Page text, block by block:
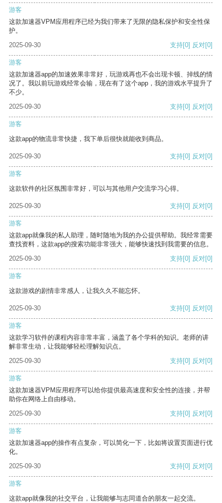
游客
这款加速器VPM应用程序已经为我们带来了无限的隐私保护和安全性保
护。
2025-09-30
支持[0] 反对[0]
游客
这款加速器app的加速效果非常好，玩游戏再也不会出现卡顿、掉线的情
况了。我以前玩游戏经常会输，现在有了这个app，我的游戏水平提升了
不少。
2025-09-30
支持[0] 反对[0]
游客
这款app的物流非常快捷，我下单后很快就能收到商品。
2025-09-30 支持[0] 反对[0]
游客
这款软件的社区氛围非常好，可以与其他用户交流学习心得。
2025-09-30 支持[0] 反对[0]
游客
这款app就像我的私人助理，随时随地为我的办公提供帮助。我经常需要
查找资料，这款app的搜索功能非常强大，能够快速找到我需要的信息。
2025-09-30
支持[0] 反对[0]
游客
这款游戏的剧情非常感人，让我久久不能忘怀。
2025-09-30 支持[0] 反对[0]
游客
这款学习软件的课程内容非常丰富，涵盖了各个学科的知识。老师的讲
解非常生动，让我能够轻松理解知识点。
2025-09-30
支持[0] 反对[0]
游客
这款加速器VPM应用程序可以给你提供最高速度和安全性的连接，并帮
助你在网络上自由移动。
2025-09-30
支持[0] 反对[0]
游客
这款加速器app的操作有点复杂，可以简化一下，比如将设置页面进行优
化。
2025-09-30
支持[0] 反对[0]
游客
这款app就像我的社交平台，让我能够与志同道合的朋友一起交流。